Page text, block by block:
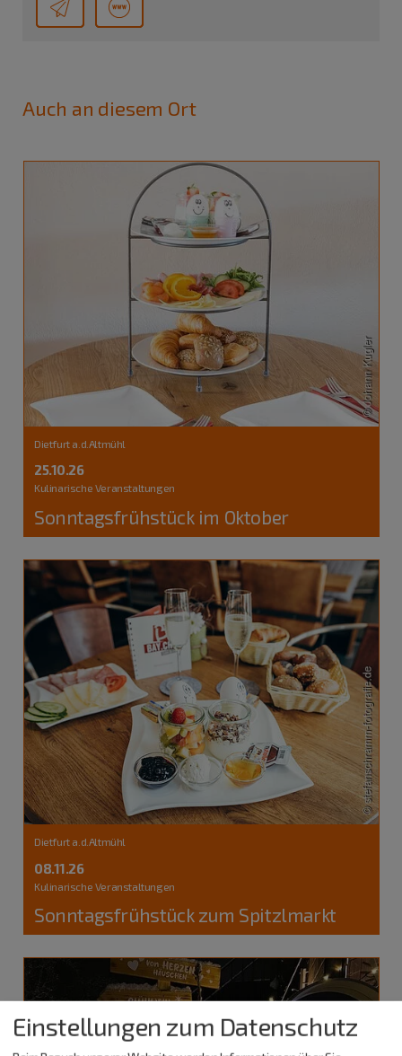
Auch an diesem Ort
Dietfurt a.d.Altmühl
25.10.26
Kulinarische Veranstaltungen
Sonntagsfrühstück im Oktober
Dietfurt a.d.Altmühl
08.11.26
Kulinarische Veranstaltungen
Sonntagsfrühstück zum Spitzlmarkt
Einstellungen zum Datenschutz